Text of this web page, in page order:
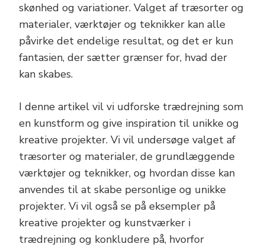
skønhed og variationer. Valget af træsorter og
materialer, værktøjer og teknikker kan alle
påvirke det endelige resultat, og det er kun
fantasien, der sætter grænser for, hvad der
kan skabes.
I denne artikel vil vi udforske trædrejning som
en kunstform og give inspiration til unikke og
kreative projekter. Vi vil undersøge valget af
træsorter og materialer, de grundlæggende
værktøjer og teknikker, og hvordan disse kan
anvendes til at skabe personlige og unikke
projekter. Vi vil også se på eksempler på
kreative projekter og kunstværker i
trædrejning og konkludere på, hvorfor